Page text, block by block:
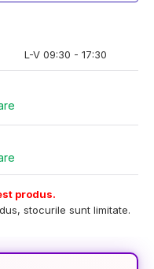
L-V 09:30 - 17:30
produs.
stocurile sunt limitate.